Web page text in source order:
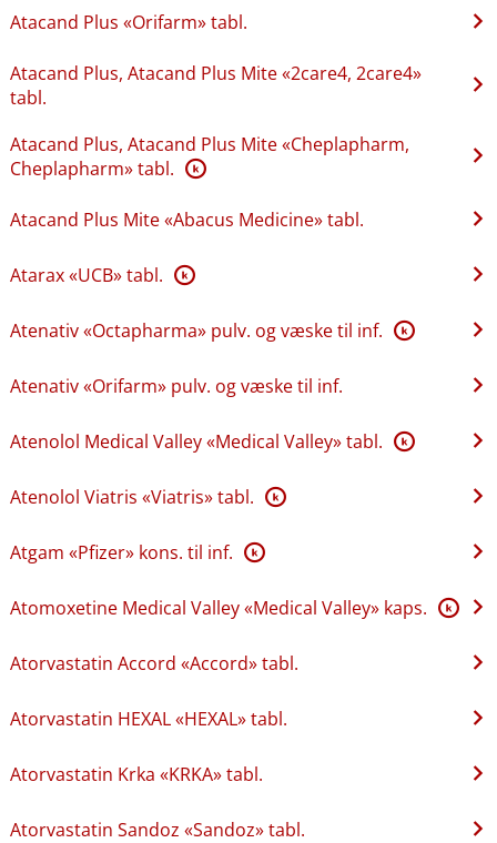
Atacand Plus «Orifarm» tabl.
Atacand Plus, Atacand Plus Mite «2care4, 2care4»
tabl.
Atacand Plus, Atacand Plus Mite «Cheplapharm,
Cheplapharm» tabl. K
Atacand Plus Mite «Abacus Medicine» tabl.
Atarax «UCB» tabl. K
Atenativ «Octapharma» pulv. og væske til inf. K
Atenativ «Orifarm» pulv. og væske til inf.
Atenolol Medical Valley «Medical Valley» tabl. K
Atenolol Viatris «Viatris» tabl. K
Atgam «Pfizer» kons. til inf. K
Atomoxetine Medical Valley «Medical Valley» kaps. K
Atorvastatin Accord «Accord» tabl.
Atorvastatin HEXAL «HEXAL» tabl.
Atorvastatin Krka «KRKA» tabl.
Atorvastatin Sandoz «Sandoz» tabl.